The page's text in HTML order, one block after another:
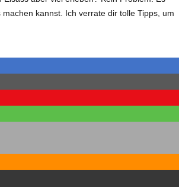
kannst. Ich verrate dir tolle Tipps, um